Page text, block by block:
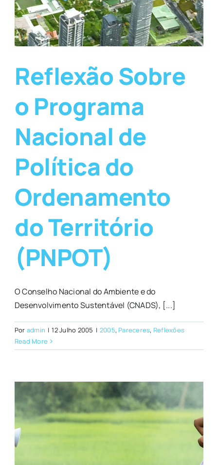
Reflexão Sobre
o Programa
Nacional de
Política do
Ordenamento
do Território
(PNPOT)
O Conselho Nacional do Ambiente e do
Desenvolvimento Sustentável (CNADS), [...]
Por admin | 12 Julho 2005 | 2005, Pareceres, Reflexões
Read More